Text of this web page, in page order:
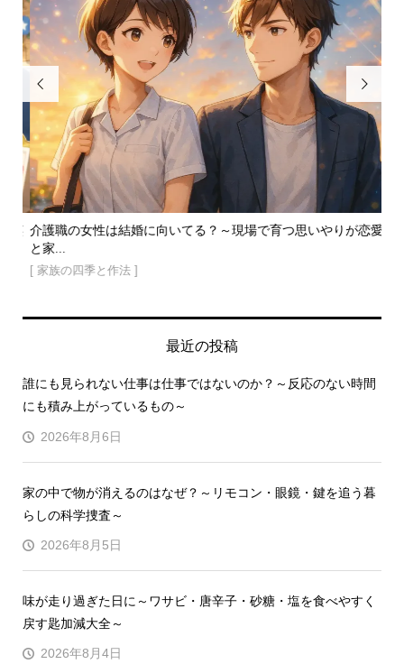

介護職の女性は結婚に向いてる？～現場で育つ思いやりが恋愛
と家...
[ 家族の四季と作法 ]

最近の投稿
誰にも見られない仕事は仕事ではないのか？～反応のない時間
にも積み上がっているもの～
2026年8月6日
家の中で物が消えるのはなぜ？～リモコン・眼鏡・鍵を追う暮
らしの科学捜査～
2026年8月5日
味が走り過ぎた日に～ワサビ・唐辛子・砂糖・塩を食べやすく
戻す匙加減大全～
2026年8月4日